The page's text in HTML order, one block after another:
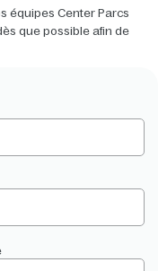
équipes Center Parcs
que possible afin de